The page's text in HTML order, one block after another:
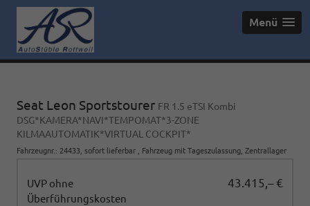
Menü
Seat Leon Sportstourer FR 1.5 eTSI Kombi
DSG*KAMERA*NAVI*TEMPOMAT*3-ZONE
KILMAAUTOMATIK*VIRTUAL COCKPIT*
Fahrzeugnr. : 24433 sofort lieferbar Fahrzeug mit Tageszulassung , Zentrallager
UVP ohne
Überführungskosten
43.415,– €